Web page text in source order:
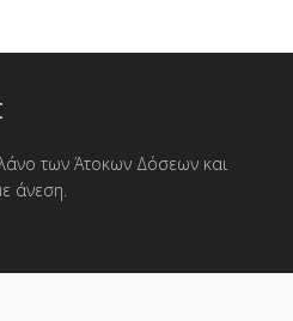
των Άτοκων Δόσεων και
άνεση.